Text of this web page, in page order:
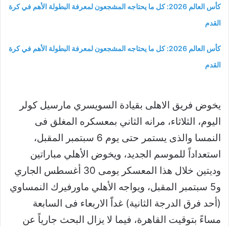
كأس العالم 2026: كل ما يحتاجه المشجعون لمعرفة البطولة الأهم في كرة
القدم
كأس العالم 2026: كل ما يحتاجه المشجعون لمعرفة البطولة الأهم في كرة
القدم
يخوض فريق الاهلى بقيادة السويسري مارسيل كولر
اليوم، الثلاثاء، مرانه الثاني بمعسكره المغلق فى
النمسا والذى يستمر حتى يوم 6 سبتمبر المقبل،
استعداداً للموسم الجديد، ويخوض الأهلي مباراتين
وديتين خلال هذا المعسكر يومى 30 أغسطس الجاري
و5 سبتمبر المقبل، ويواجه الأهلي ماورفيرك النمساوي
(أحد فرق الدرجة الثانية) غداًَ الاربعاء فى السابعة
مساءً بتوقيت القاهرة، فيما لا يزال البحث جارياً عن